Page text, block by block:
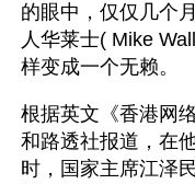
的眼中，仅仅几个
人华莱士( Mike
样变成一个无赖。
根据英文《香港网
和路透社报道，在
时，国家主席江泽